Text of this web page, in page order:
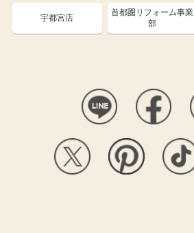
宇都宮店
首都圏リフォーム事業
部